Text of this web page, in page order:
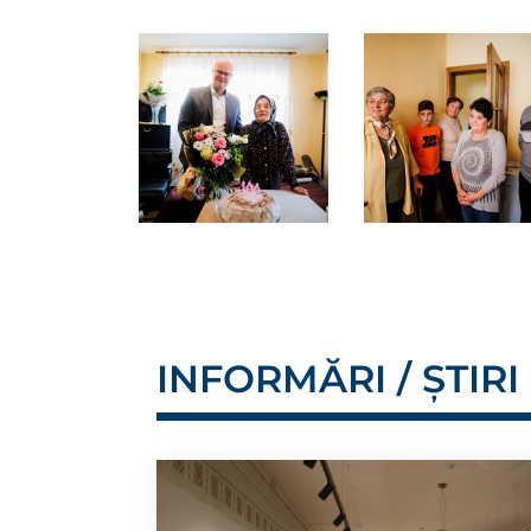
INFORMĂRI / ȘTIRI